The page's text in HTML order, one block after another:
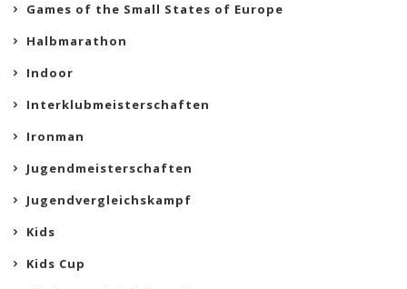
Games of the Small States of Europe
Halbmarathon
Indoor
Interklubmeisterschaften
Ironman
Jugendmeisterschaften
Jugendvergleichskampf
Kids
Kids Cup